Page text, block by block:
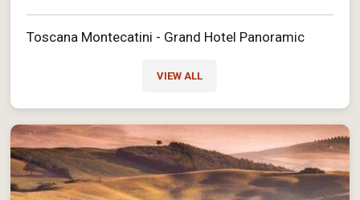
Toscana Montecatini - Grand Hotel Panoramic
VIEW ALL